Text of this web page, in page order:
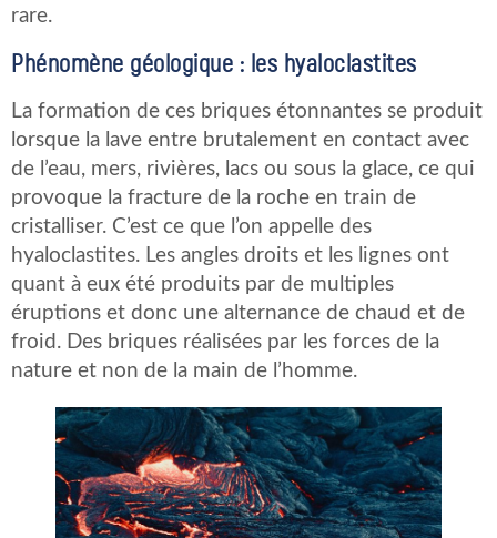
rare.
Phénomène géologique : les hyaloclastites
La formation de ces briques étonnantes se produit
lorsque la lave entre brutalement en contact avec
de l’eau, mers, rivières, lacs ou sous la glace, ce qui
provoque la fracture de la roche en train de
cristalliser. C’est ce que l’on appelle des
hyaloclastites. Les angles droits et les lignes ont
quant à eux été produits par de multiples
éruptions et donc une alternance de chaud et de
froid. Des briques réalisées par les forces de la
nature et non de la main de l’homme.